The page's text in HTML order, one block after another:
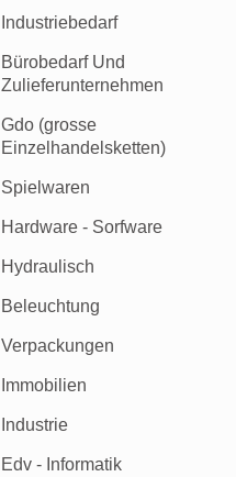
Industriebedarf
Bürobedarf Und
Zulieferunternehmen
Gdo (grosse
Einzelhandelsketten)
Spielwaren
Hardware - Sorfware
Hydraulisch
Beleuchtung
Verpackungen
Immobilien
Industrie
Edv - Informatik